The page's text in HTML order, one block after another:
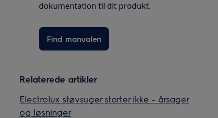
dokumentation til dit produkt.
Find manualen
Relaterede artikler
Electrolux støvsuger starter ikke – årsager
og løsninger